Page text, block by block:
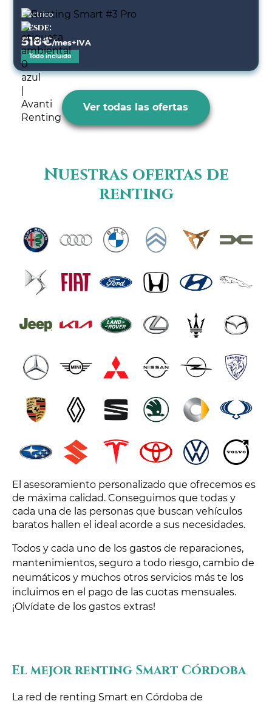
Eléctrico
Desde:
518€/mes+IVA
Todo incluido
Ver todas las ofertas
Nuestras ofertas de
renting
El asesoramiento personalizado que ofrecemos es
de máxima calidad. Conseguimos que todas y
cada una de las personas que buscan vehículos
baratos hallen el ideal acorde a sus necesidades.
Todos y cada uno de los gastos de reparaciones,
mantenimientos, seguro a todo riesgo, cambio de
neumáticos y muchos otros servicios más te los
incluimos en el pago de las cuotas mensuales.
¡Olvídate de los gastos extras!
El mejor renting Smart Córdoba
La red de renting Smart en Córdoba de